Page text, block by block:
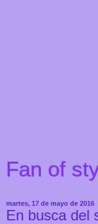
Fan of
martes, 17 de mayo de 2016
En busca del